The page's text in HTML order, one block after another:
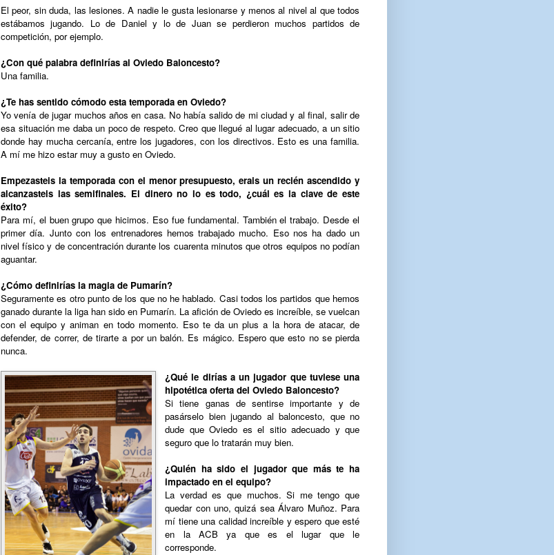
El peor, sin duda, las lesiones. A nadie le gusta lesionarse y menos al nivel al que todos
estábamos jugando. Lo de Daniel y lo de Juan se perdieron muchos partidos de
competición, por ejemplo.
¿Con qué palabra definirías al Oviedo Baloncesto?
Una familia.
¿Te has sentido cómodo esta temporada en Oviedo?
Yo venía de jugar muchos años en casa. No había salido de mi ciudad y al final, salir de
esa situación me daba un poco de respeto. Creo que llegué al lugar adecuado, a un sitio
donde hay mucha cercanía, entre los jugadores, con los directivos. Esto es una familia.
A mí me hizo estar muy a gusto en Oviedo.
Empezasteis la temporada con el menor presupuesto, erais un recién ascendido y
alcanzasteis las semifinales. El dinero no lo es todo, ¿cuál es la clave de este
éxito?
Para mí, el buen grupo que hicimos. Eso fue fundamental. También el trabajo. Desde el
primer día. Junto con los entrenadores hemos trabajado mucho. Eso nos ha dado un
nivel físico y de concentración durante los cuarenta minutos que otros equipos no podían
aguantar.
¿Cómo definirías la magia de Pumarín?
Seguramente es otro punto de los que no he hablado. Casi todos los partidos que hemos
ganado durante la liga han sido en Pumarín. La afición de Oviedo es increíble, se vuelcan
con el equipo y animan en todo momento. Eso te da un plus a la hora de atacar, de
defender, de correr, de tirarte a por un balón. Es mágico. Espero que esto no se pierda
nunca.
¿Qué le dirías a un jugador que tuviese una
hipotética oferta del Oviedo Baloncesto?
Si tiene ganas de sentirse importante y de
pasárselo bien jugando al baloncesto, que no
dude que Oviedo es el sitio adecuado y que
seguro que lo tratarán muy bien.
¿Quién ha sido el jugador que más te ha
impactado en el equipo?
La verdad es que muchos. Si me tengo que
quedar con uno, quizá sea Álvaro Muñoz. Para
mí tiene una calidad increíble y espero que esté
en la ACB ya que es el lugar que le
corresponde.